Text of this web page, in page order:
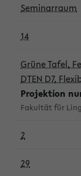
Seminarraum
14
Grüne Tafel,
DTEN D7,
Projektion
Fakultät für
2
29